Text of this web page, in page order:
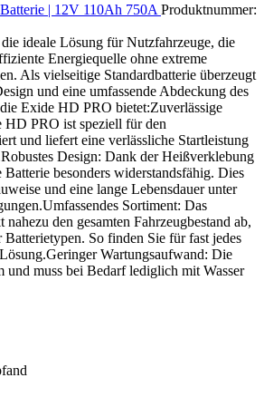
| 12V 110Ah 750A Produktnummer:
ideale Lösung für Nutzfahrzeuge, die
Energiequelle ohne extreme
Als vielseitige Standardbatterie überzeugt
und eine umfassende Abdeckung des
Exide HD PRO bietet:Zuverlässige
HD PRO ist speziell für den
und liefert eine verlässliche Startleistung
Design: Dank der Heißverklebung
besonders widerstandsfähig. Dies
und eine lange Lebensdauer unter
Sortiment: Das
den gesamten Fahrzeugbestand ab,
Batterietypen. So finden Sie für fast jedes
Wartungsaufwand: Die
und muss bei Bedarf lediglich mit Wasser